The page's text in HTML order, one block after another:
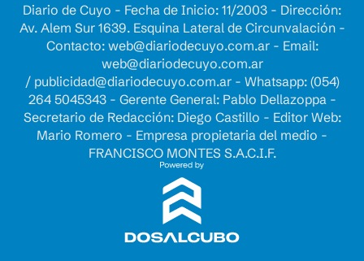
Diario de Cuyo - Fecha de Inicio: 11/2003 - Dirección:
Av. Alem Sur 1639. Esquina Lateral de Circunvalación -
Contacto: web@diariodecuyo.com.ar- Email:
web@diariodecuyo.com.ar
/ publicidad@diariodecuyo.com.ar- Whatsapp: (054)
264 5045343 - Gerente General: Pablo Dellazoppa -
Secretario de Redacción: Diego Castillo - Editor Web:
Mario Romero - Empresa propietaria del medio -
FRANCISCO MONTES S.A.C.I.F.